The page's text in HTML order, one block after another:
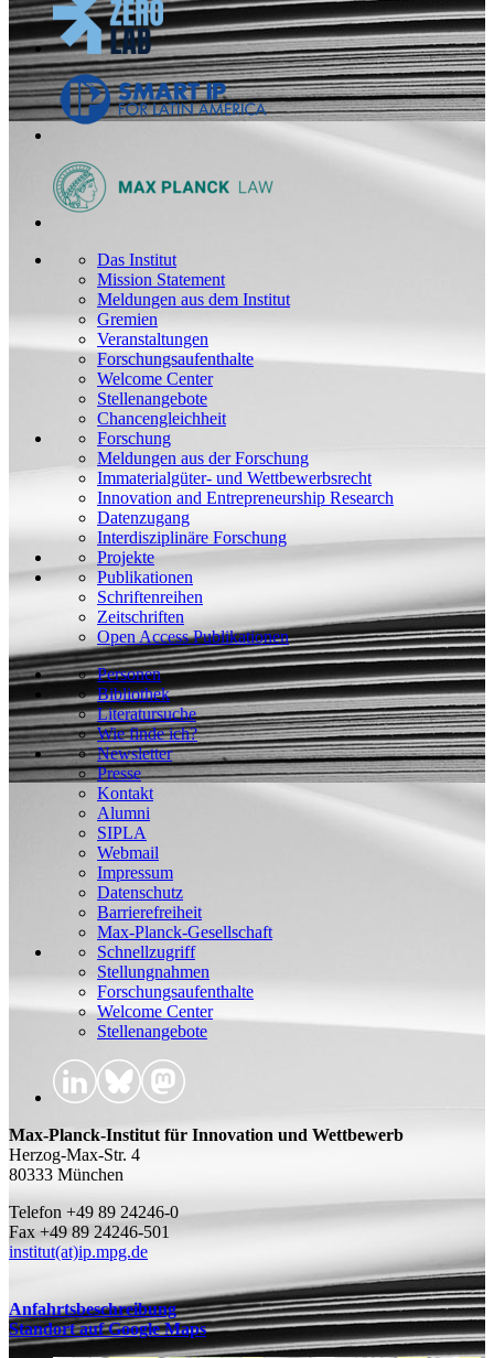
Das Institut
Mission Statement
Meldungen aus dem Institut
Gremien
Veranstaltungen
Forschungsaufenthalte
Welcome Center
Stellenangebote
Chancengleichheit
Forschung
Meldungen aus der Forschung
Immaterialgüter- und Wettbewerbsrecht
Innovation and Entrepreneurship Research
Datenzugang
Interdisziplinäre Forschung
Projekte
Publikationen
Schriftenreihen
Zeitschriften
Open Access Publikationen
Personen
Bibliothek
Literatursuche
Wie finde ich?
Newsletter
Presse
Kontakt
Alumni
SIPLA
Webmail
Impressum
Datenschutz
Barrierefreiheit
Max-Planck-Gesellschaft
Schnellzugriff
Stellungnahmen
Forschungsaufenthalte
Welcome Center
Stellenangebote
Max-Planck-Institut für Innovation und Wettbewerb
Herzog-Max-Str. 4
80333 München
Telefon +49 89 24246-0
Fax +49 89 24246-501
institut(at)ip.mpg.de
Anfahrtsbeschreibung
Standort auf Google Maps